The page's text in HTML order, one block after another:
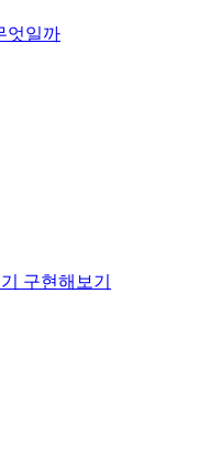
엇일까
구현해보기